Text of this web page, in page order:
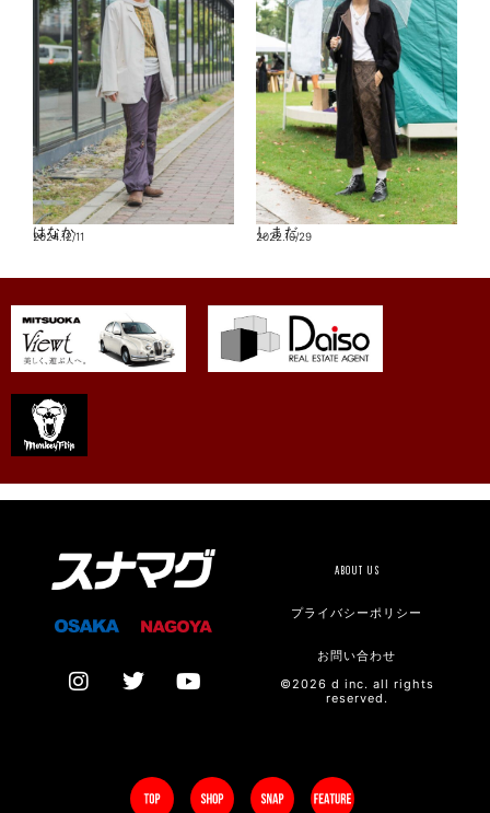
はなか
2024.12/11 しまだ
2022.10/29
ABOUT US
プライバシーポリシー
お問い合わせ
©2026 d inc. all rights
reserved.